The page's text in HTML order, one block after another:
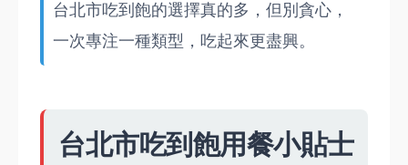
台北市吃到飽的選擇真的多，但別貪心，
一次專注一種類型，吃起來更盡興。
台北市吃到飽用餐小貼士